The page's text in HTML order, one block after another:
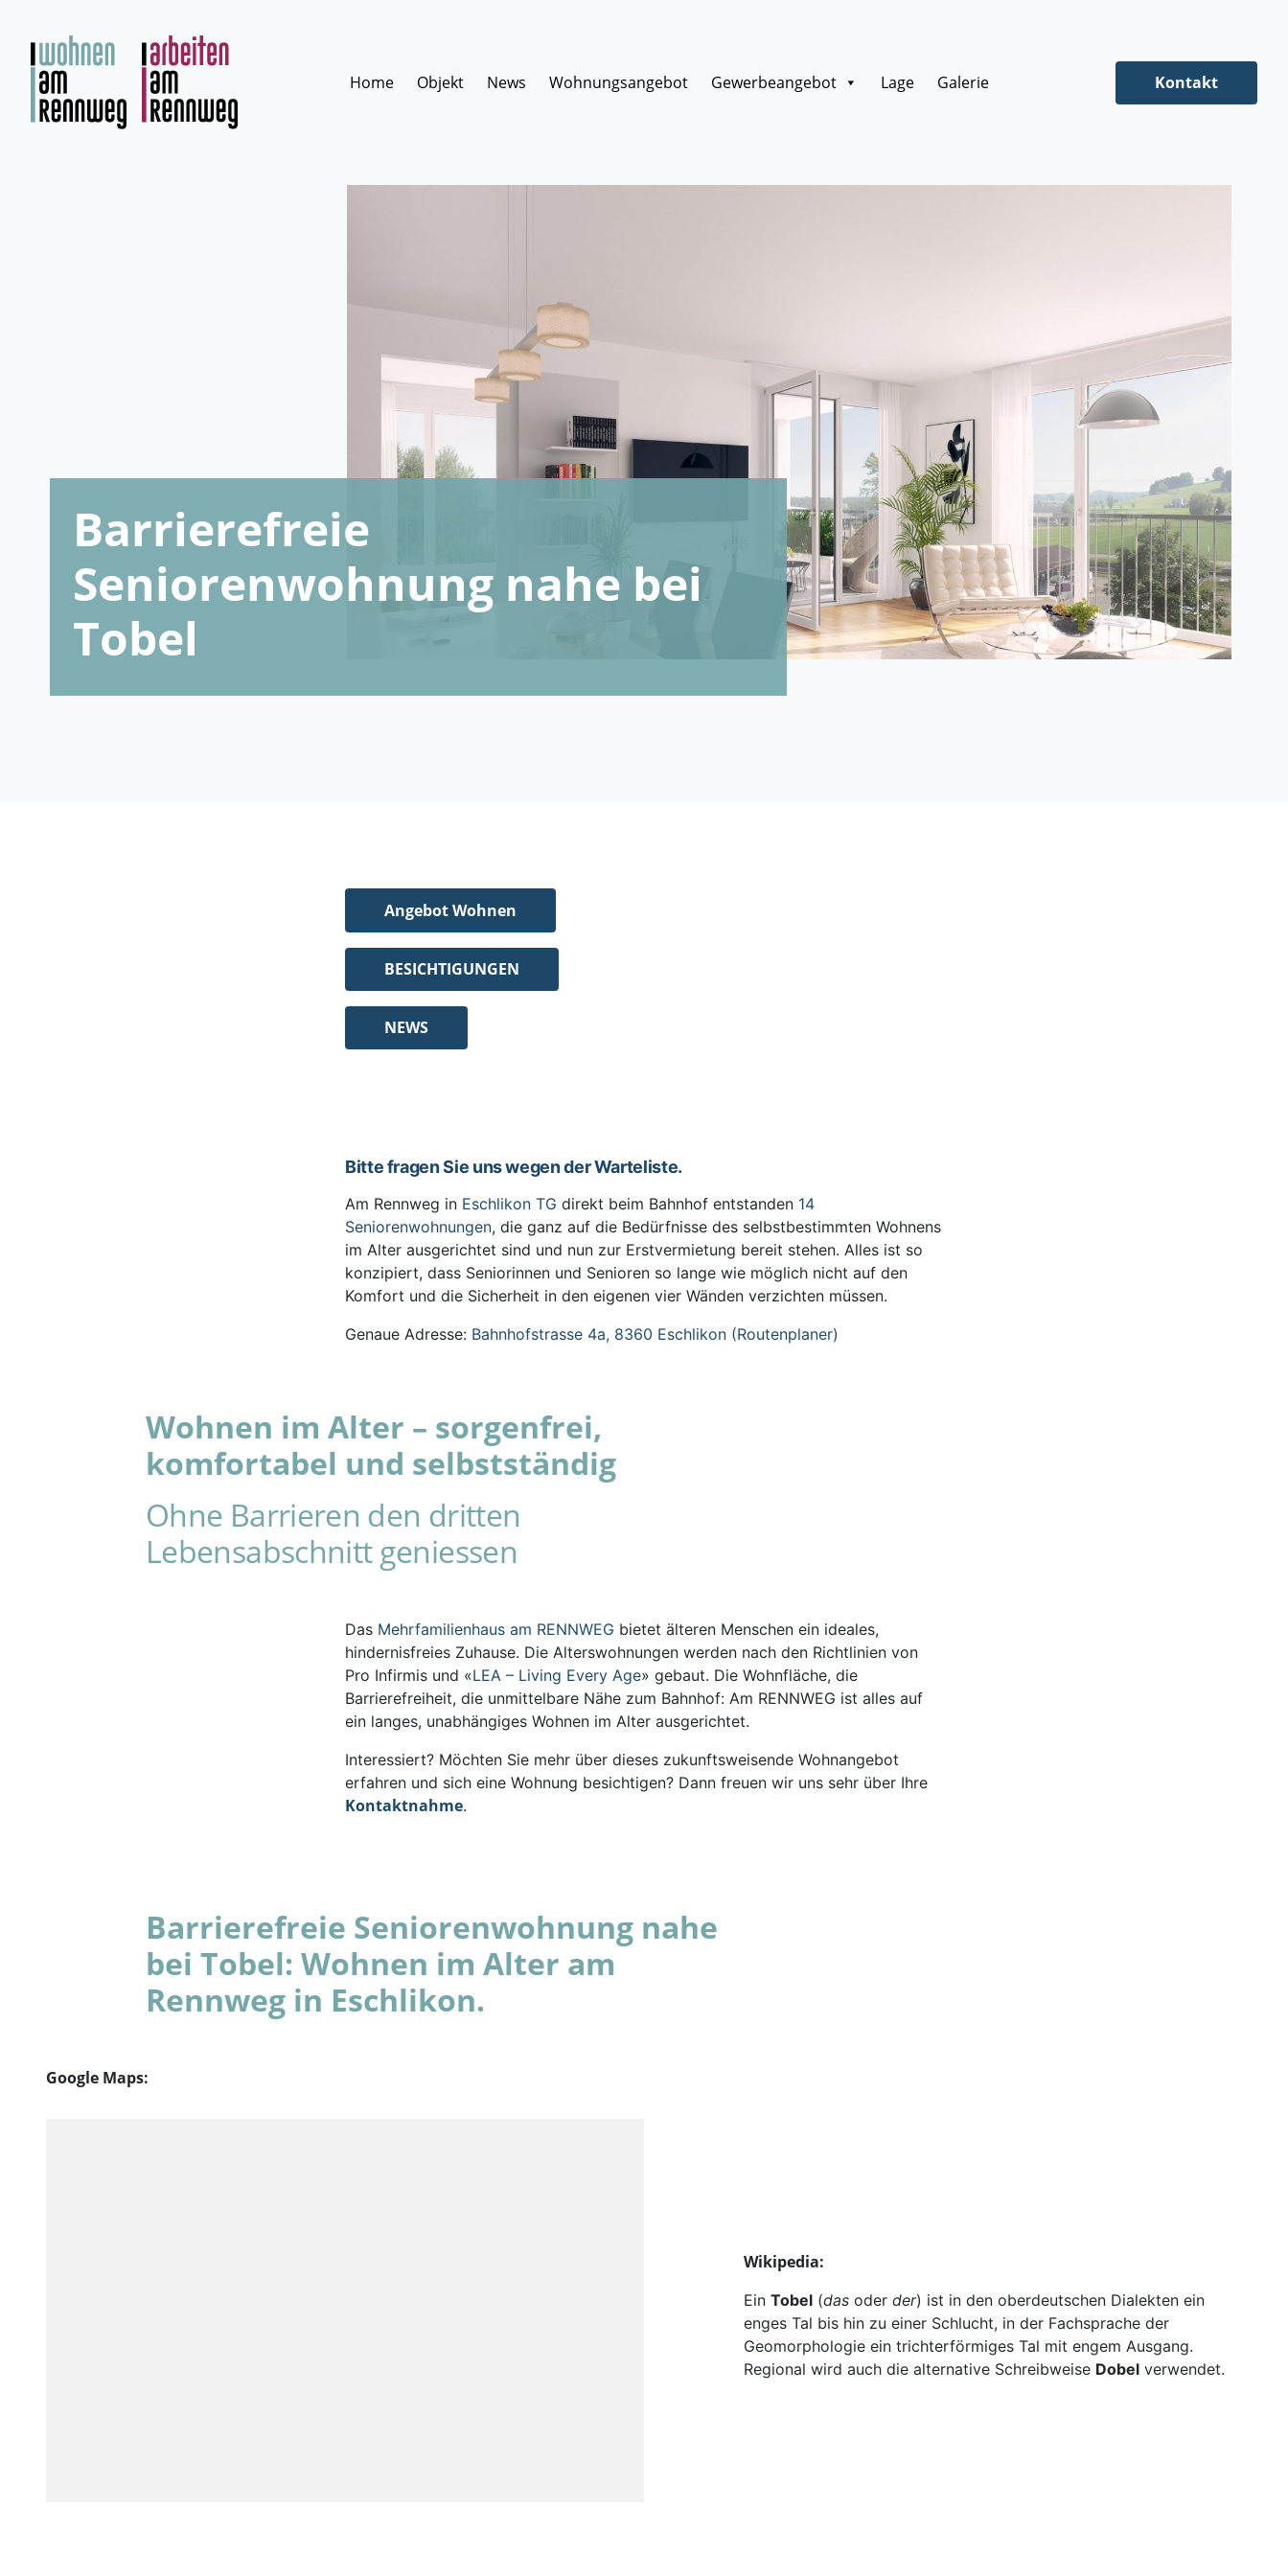
springen
Home
Objekt News Wohnungsangebot Gewerbeangebot Lage Galerie Kontakt
Barrierefreie
Seniorenwohnung nahe bei
Tobel
Angebot Wohnen
BESICHTIGUNGEN
NEWS
Bitte fragen Sie uns wegen der Warteliste.
Am Rennweg in Eschlikon TG direkt beim Bahnhof entstanden 14
Seniorenwohnungen, die ganz auf die Bedürfnisse des selbstbestimmten Wohnens
im Alter ausgerichtet sind und nun zur Erstvermietung bereit stehen. Alles ist so
konzipiert, dass Seniorinnen und Senioren so lange wie möglich nicht auf den
Komfort und die Sicherheit in den eigenen vier Wänden verzichten müssen.
Genaue Adresse: Bahnhofstrasse 4a, 8360 Eschlikon (Routenplaner)
Wohnen im Alter – sorgenfrei,
komfortabel und selbstständig
Ohne Barrieren den dritten
Lebensabschnitt geniessen
Das Mehrfamilienhaus am RENNWEG bietet älteren Menschen ein ideales,
hindernisfreies Zuhause. Die Alterswohnungen werden nach den Richtlinien von
Pro Infirmis und «LEA – Living Every Age» gebaut. Die Wohnfläche, die
Barrierefreiheit, die unmittelbare Nähe zum Bahnhof: Am RENNWEG ist alles auf
ein langes, unabhängiges Wohnen im Alter ausgerichtet.
Interessiert? Möchten Sie mehr über dieses zukunftsweisende Wohnangebot
erfahren und sich eine Wohnung besichtigen? Dann freuen wir uns sehr über Ihre
Kontaktnahme.
Barrierefreie Seniorenwohnung nahe
bei Tobel: Wohnen im Alter am
Rennweg in Eschlikon.
Google Maps:
Wikipedia:
Ein Tobel(dasoder der) ist in den oberdeutschen Dialekten ein
enges Tal bis hin zu einer Schlucht, in der Fachsprache der
Geomorphologie ein trichterförmiges Tal mit engem Ausgang.
Regional wird auch die alternative Schreibweise Dobelverwendet.